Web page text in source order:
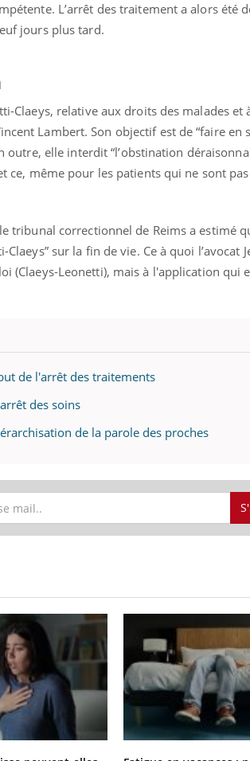
L’arrêt des traitement a alors été
jours plus tard.
Claeys, relative aux droits des malades et
Lambert. Son objectif est de “faire en
elle interdit “l’obstination
ce, même pour les patients qui ne sont
tribunal correctionnel de Reims a estimé
sur la fin de vie. Ce à quoi l’avocat
(Claeys-Leonetti), mais à l'application qui
de l'arrêt des traitements
des soins
de la parole des proches
groupe
Coup de food sur le